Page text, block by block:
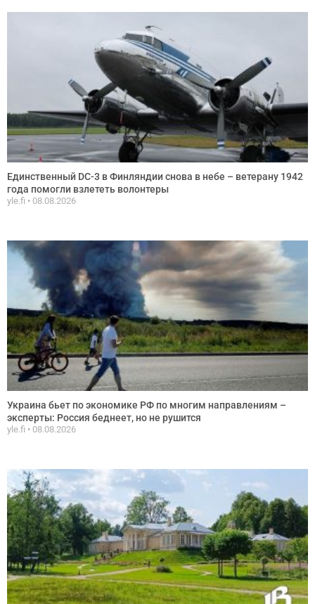
Единственный DC-3 в Финляндии снова в небе – ветерану 1942
года помогли взлететь волонтеры
yle.fi 08.08.2026
Украина бьет по экономике РФ по многим направлениям –
эксперты: Россия беднеет, но не рушится
yle.fi 08.08.2026